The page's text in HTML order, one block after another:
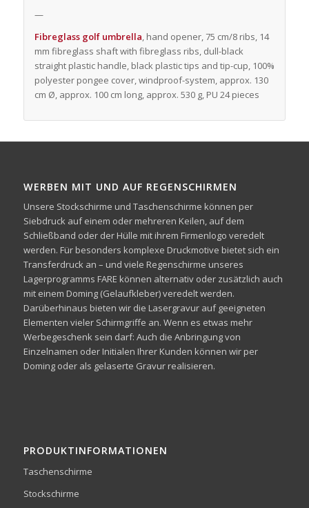
—
Fibreglass golf umbrella, hand opener, 75 cm/8 ribs, 14
mm fibreglass shaft with fibreglass ribs, dull-black
straight plastic handle, black plastic tips and tip-cup, 100%
polyester pongee cover, windproof-system, approx. 130
cm Ø, approx. 100 cm long, approx. 530 g, PU 24 pieces
WERBEN MIT UND AUF REGENSCHIRMEN
Unsere Stockschirme und Taschenschirme können per
Siebdruck auf einem oder mehreren Keilen, auf dem
Schließband oder der Hülle mit ihrem Firmenlogo veredelt
werden. Für besonders komplexe Druckmotive bietet sich ein
Transferdruck an – und viele Regenschirme unseres
Lagerprogramms FARE können alternativ oder zusätzlich auch
mit einem Doming (Gelaufkleber) veredelt werden.
Darüberhinaus bieten wir die Lasergravur auf geeigneten
Elementen vieler Schirmgriffe an. Wenn es etwas mehr
Werbegeschenk sein darf: Auch die Anbringung von
Einzelnamen oder Initialen Ihrer Kunden können wir per
Doming oder als gelaserte Gravur realisieren.
PRODUKTINFORMATIONEN
Taschenschirme
Stockschirme